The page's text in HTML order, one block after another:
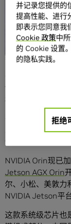
在首次参加行业
的低功耗系统级
纪录，并在边缘提
在此次第五轮生
伴继续在所有机器
和广泛的生态系统。
在边缘AI领域，
五项处于领先地
快了5倍，能效平
NVIDIA Orin现已
Jetson AGX Orin
尔、小松、美敦力
NVIDIA Jetson平
这款系统级芯片也
并记录您提供的
提高性能、进行
即表示您同意我
Cookie 政策中
的 Cookie 设置
的隐私实践。
拒绝